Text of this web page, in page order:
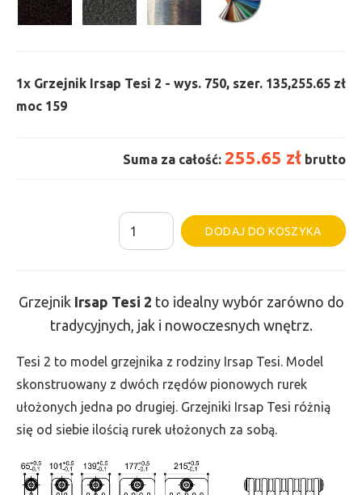
1x Grzejnik Irsap Tesi 2 - wys. 750, szer. 135,
moc 159
255.65 zł
Suma za całość: 255.65 zł brutto
ilość
Grzejnik
-
wys.
750,
szer.
135,
159
DODAJ DO KOSZYKA
Grzejnik Irsap Tesi 2 to idealny wybór zarówno do
tradycyjnych, jak i nowoczesnych wnętrz.
Tesi 2 to model grzejnika z rodziny Irsap Tesi. Model
skonstruowany z dwóch rzędów pionowych rurek
ułożonych jedna po drugiej. Grzejniki Irsap Tesi różnią
się od siebie ilością rurek ułożonych za sobą.